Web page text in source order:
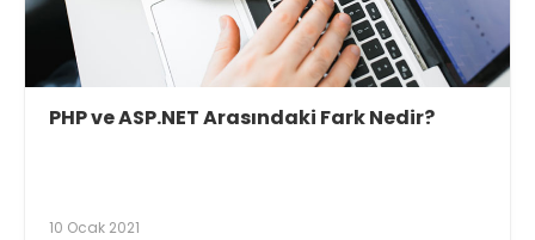
PHP ve ASP.NET Arasındaki Fark Nedir?
10 Ocak 2021